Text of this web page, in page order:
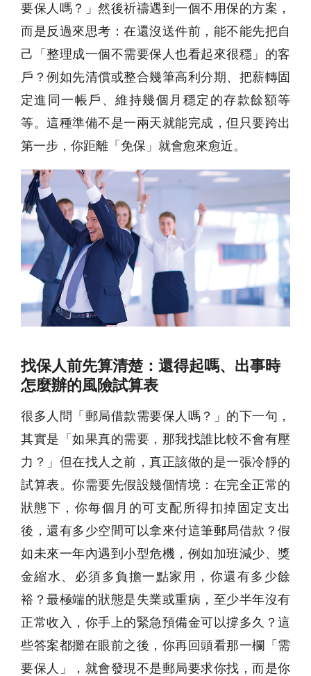
要保人嗎？」然後祈禱遇到一個不用保的方案，
而是反過來思考：在還沒送件前，能不能先把自
己「整理成一個不需要保人也看起來很穩」的客
戶？例如先清償或整合幾筆高利分期、把薪轉固
定進同一帳戶、維持幾個月穩定的存款餘額等
等。這種準備不是一兩天就能完成，但只要跨出
第一步，你距離「免保」就會愈來愈近。
找保人前先算清楚：還得起嗎、出事時
怎麼辦的風險試算表
很多人問「郵局借款需要保人嗎？」的下一句，
其實是「如果真的需要，那我找誰比較不會有壓
力？」但在找人之前，真正該做的是一張冷靜的
試算表。你需要先假設幾個情境：在完全正常的
狀態下，你每個月的可支配所得扣掉固定支出
後，還有多少空間可以拿來付這筆郵局借款？假
如未來一年內遇到小型危機，例如加班減少、獎
金縮水、必須多負擔一點家用，你還有多少餘
裕？最極端的狀態是失業或重病，至少半年沒有
正常收入，你手上的緊急預備金可以撐多久？這
些答案都攤在眼前之後，你再回頭看那一欄「需
要保人」，就會發現不是郵局要求你找，而是你